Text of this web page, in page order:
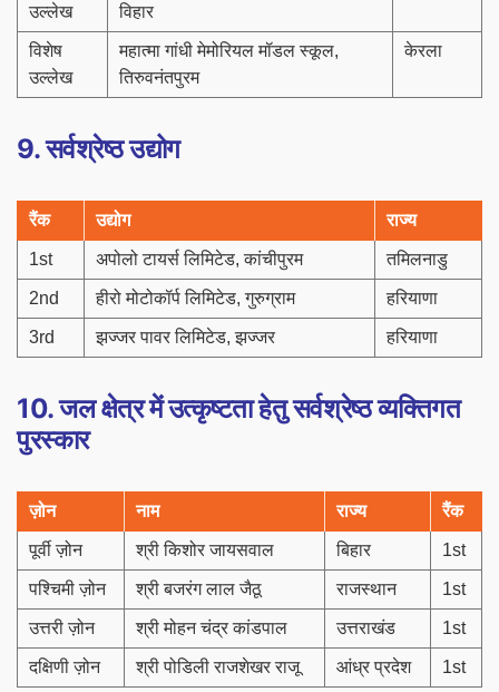
उल्लेख
विहार
विशेष
उल्लेख
महात्मा गांधी मेमोरियल मॉडल स्कूल,
तिरुवनंतपुरम
केरला
9. सर्वश्रेष्ठ उद्योग
रैंक उद्योग राज्य
1st अपोलो टायर्स लिमिटेड, कांचीपुरम तमिलनाडु
2nd हीरो मोटोकॉर्प लिमिटेड, गुरुग्राम हरियाणा
3rd झज्जर पावर लिमिटेड, झज्जर हरियाणा
10. जल क्षेत्र में उत्कृष्टता हेतु सर्वश्रेष्ठ व्यक्तिगत
पुरस्कार
ज़ोन नाम राज्य रैंक
पूर्वी ज़ोन श्री किशोर जायसवाल बिहार 1st
पश्चिमी ज़ोन श्री बजरंग लाल जैठू राजस्थान 1st
उत्तरी ज़ोन श्री मोहन चंद्र कांडपाल उत्तराखंड 1st
दक्षिणी ज़ोन श्री पोडिली राजशेखर राजू आंध्र प्रदेश 1st